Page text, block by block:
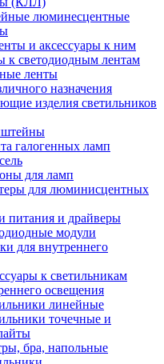
люминесцентные
и аксессуары к ним
к светодиодным лентам
ленты
назначения
изделия светильников
галогенных ламп
для ламп
для люминисцентных
питания и драйверы
модули
для внутреннего
к светильникам
освещения
линейные
точечные и
бра, напольные